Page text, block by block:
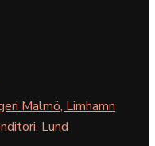
Malmö, Limhamn
Lund